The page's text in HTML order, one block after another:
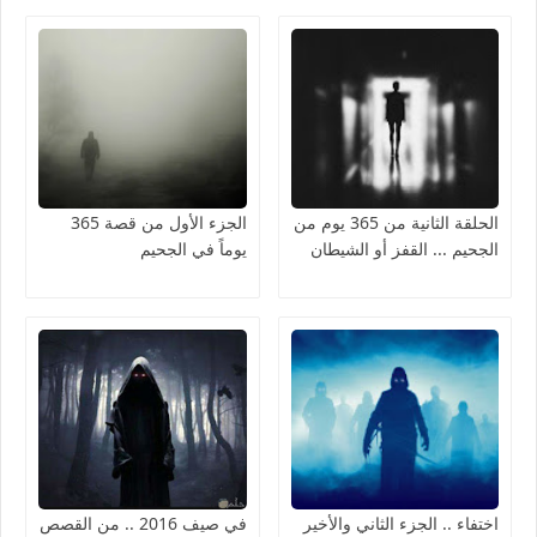
الحلقة الثانية من 365 يوم من
الجحيم ... القفز أو الشيطان
الجزء الأول من قصة 365
يوماً في الجحيم
اختفاء .. الجزء الثاني والأخير في صيف 2016 .. من القصص